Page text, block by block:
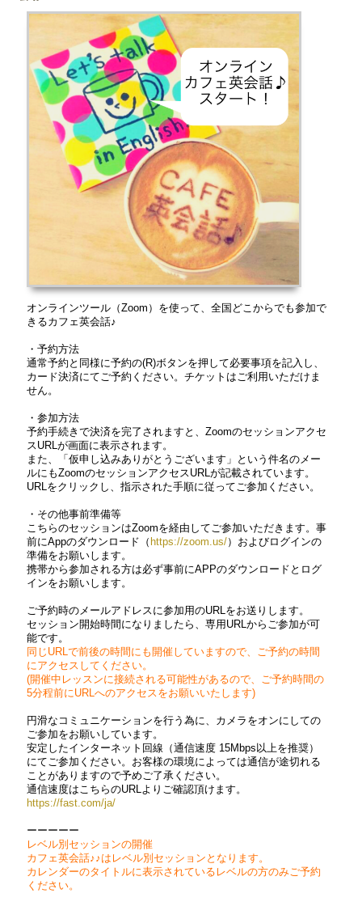
オンラインツール（Zoom）を使って、全国どこからでも参加で
きるカフェ英会話♪
・予約方法
通常予約と同様に予約の(R)ボタンを押して必要事項を記入し、
カード決済にてご予約ください。チケットはご利用いただけま
せん。
・参加方法
予約手続きで決済を完了されますと、Zoomのセッションアクセ
スURLが画面に表示されます。
また、「仮申し込みありがとうございます」という件名のメー
ルにもZoomのセッションアクセスURLが記載されています。
URLをクリックし、指示された手順に従ってご参加ください。
・その他事前準備等
こちらのセッションはZoomを経由してご参加いただきます。事
前にAppのダウンロード（ https://zoom.us/）およびログインの
準備をお願いします。
携帯から参加される方は必ず事前にAPPのダウンロードとログ
インをお願いします。
ご予約時のメールアドレスに参加用のURLをお送りします。
セッション開始時間になりましたら、専用URLからご参加が可
能です。
同じURLで前後の時間にも開催していますので、ご予約の時間
にアクセスしてください。
(開催中レッスンに接続される可能性があるので、ご予約時間の
5分程前にURLへのアクセスをお願いいたします)
円滑なコミュニケーションを行う為に、カメラをオンにしての
ご参加をお願いしています。
安定したインターネット回線（通信速度 15Mbps以上を推奨）
にてご参加ください。お客様の環境によっては通信が途切れる
ことがありますので予めご了承ください。
通信速度はこちらのURLよりご確認頂けます。
https://fast.com/ja/
ーーーーー
レベル別セッションの開催
カフェ英会話♪♪はレベル別セッションとなります。
カレンダーのタイトルに表示されているレベルの方のみご予約
ください。